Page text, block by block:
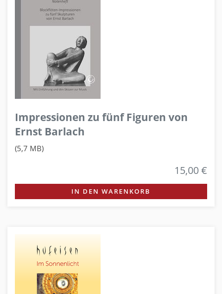
Impressionen zu fünf Figuren von
Ernst Barlach
(5,7 MB)
15,00 €
IN DEN WARENKORB